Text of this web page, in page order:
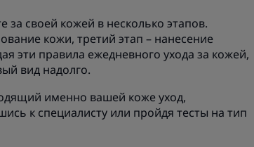
за своей кожей в несколько этапов.
кожи, третий этап – нанесение
эти правила ежедневного ухода за кожей,
вид надолго.
именно вашей коже уход,
к специалисту или пройдя тесты на тип